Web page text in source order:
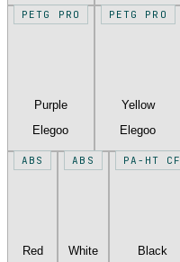
PETG PRO
Purple
Elegoo
PETG PRO
Yellow
Elegoo
ABS
Red
ABS
White
PA-HT CF
Black